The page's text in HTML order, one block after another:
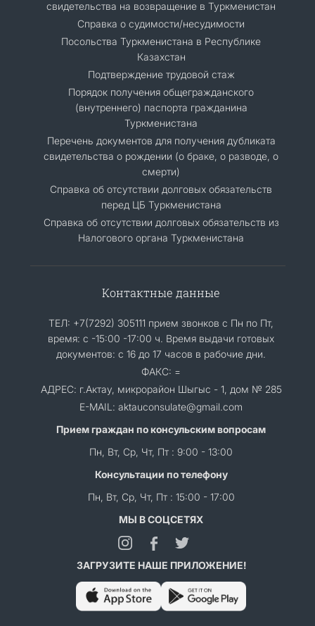
свидетельства на возвращение в Туркменистан
Справка о судимости/несудимости
Посольства Туркменистана в Республике
Казахстан
Подтверждение трудовой стаж
Порядок получения общегражданского
(внутреннего) паспорта гражданина
Туркменистана
Перечень документов для получения дубликата
свидетельства о рождении (о браке, о разводе, о
смерти)
Справка об отсутствии долговых обязательств
перед ЦБ Туркменистана
Справка об отсутствии долговых обязательств из
Налогового органа Туркменистана
Контактные данные
ТЕЛ: +7(7292) 305111 прием звонков с Пн по Пт,
время: с -15:00 -17:00 ч. Время выдачи готовых
документов: с 16 до 17 часов в рабочие дни.
ФАКС: =
АДРЕС: г.Актау, микрорайон Шыгыс - 1, дом № 285
E-MAIL: aktauconsulate@gmail.com
Прием граждан по консульским вопросам
Пн, Вт, Ср, Чт, Пт : 9:00 - 13:00
Консультации по телефону
Пн, Вт, Ср, Чт, Пт : 15:00 - 17:00
МЫ В СОЦСЕТЯХ
ЗАГРУЗИТЕ НАШЕ ПРИЛОЖЕНИЕ!